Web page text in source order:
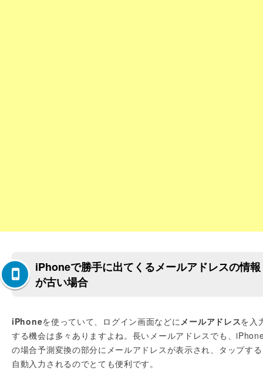
iPhoneで勝手に出てくるメールアドレスの情報
が古い場合
iPhoneを使っていて、ログイン画面などにメールアドレスを入
する機会は多々ありますよね。長いメールアドレスでも、
の場合予測変換の部分にメールアドレスが表示され、タップす
自動入力されるのでとても便利です。